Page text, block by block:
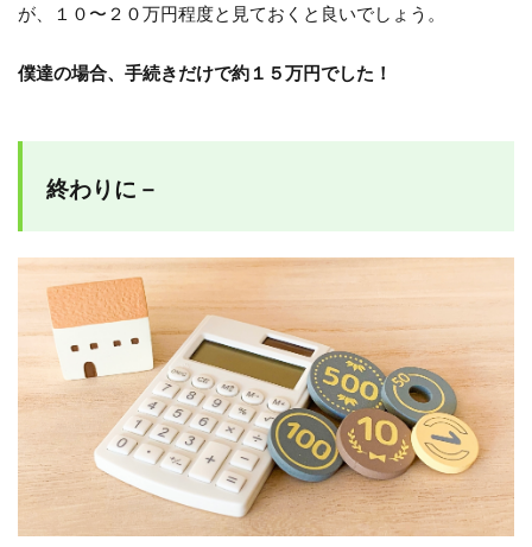
が、１０〜２０万円程度と見ておくと良いでしょう。
僕達の場合、手続きだけで約１５万円でした！
終わりに－